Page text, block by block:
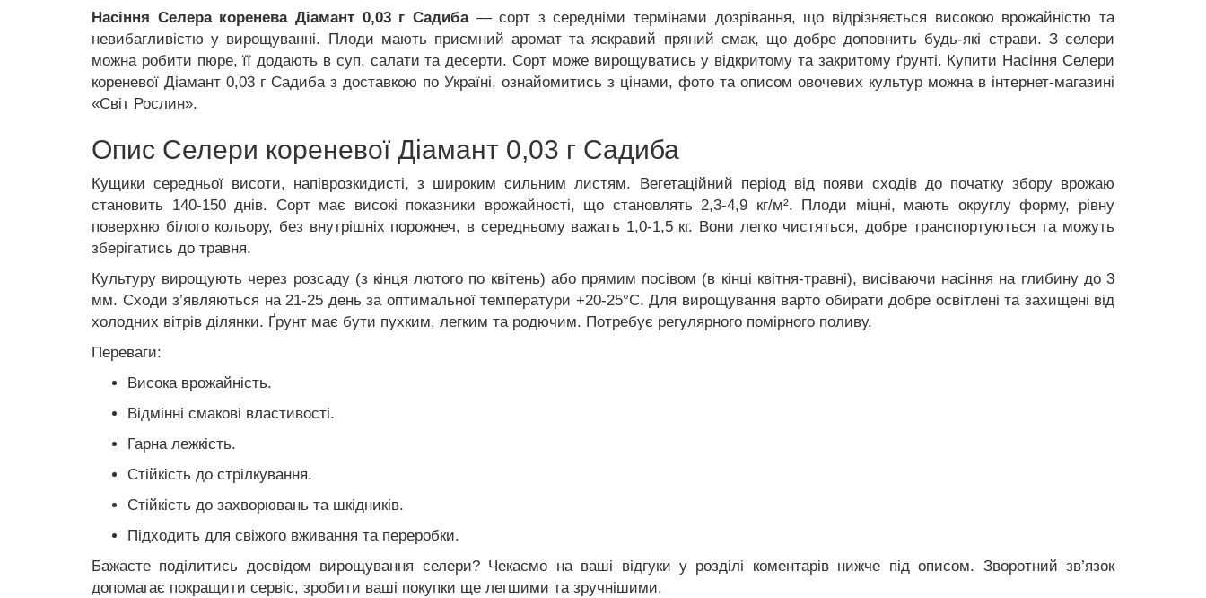
Насіння Селера коренева Діамант 0,03 г Садиба — сорт з середніми термінами дозрівання, що відрізняється високою врожайністю та
невибагливістю у вирощуванні. Плоди мають приємний аромат та яскравий пряний смак, що добре доповнить будь-які страви. З селери
можна робити пюре, її додають в суп, салати та десерти. Сорт може вирощуватись у відкритому та закритому ґрунті. Купити Насіння Селери
кореневої Діамант 0,03 г Садиба з доставкою по Україні, ознайомитись з цінами, фото та описом овочевих культур можна в інтернет-магазині
«Світ Рослин».
Опис Селери кореневої Діамант 0,03 г Садиба
Кущики середньої висоти, напіврозкидисті, з широким сильним листям. Вегетаційний період від появи сходів до початку збору врожаю
становить 140-150 днів. Сорт має високі показники врожайності, що становлять 2,3-4,9 кг/м². Плоди міцні, мають округлу форму, рівну
поверхню білого кольору, без внутрішніх порожнеч, в середньому важать 1,0-1,5 кг. Вони легко чистяться, добре транспортуються та можуть
зберігатись до травня.
Культуру вирощують через розсаду (з кінця лютого по квітень) або прямим посівом (в кінці квітня-травні), висіваючи насіння на глибину до 3
мм. Сходи з’являються на 21-25 день за оптимальної температури +20-25°С. Для вирощування варто обирати добре освітлені та захищені від
холодних вітрів ділянки. Ґрунт має бути пухким, легким та родючим. Потребує регулярного помірного поливу.
Переваги:
Висока врожайність.
Відмінні смакові властивості.
Гарна лежкість.
Стійкість до стрілкування.
Стійкість до захворювань та шкідників.
Підходить для свіжого вживання та переробки.
Бажаєте поділитись досвідом вирощування селери? Чекаємо на ваші відгуки у розділі коментарів нижче під описом. Зворотний зв’язок
допомагає покращити сервіс, зробити ваші покупки ще легшими та зручнішими.